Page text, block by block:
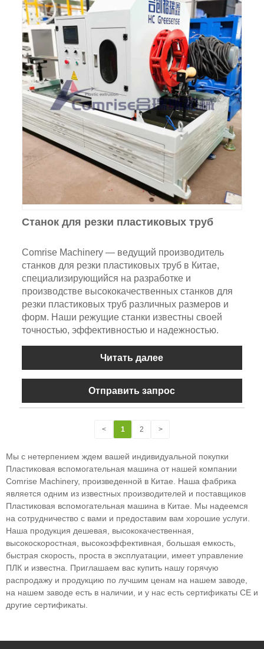
Станок для резки пластиковых труб
Comrise Machinery — ведущий производитель
станков для резки пластиковых труб в Китае,
специализирующийся на разработке и
производстве высококачественных станков для
резки пластиковых труб различных размеров и
форм. Наши режущие станки известны своей
точностью, эффективностью и надежностью.
Читать далее
Отправить запрос
< 1 2 >
Мы с нетерпением ждем вашей индивидуальной покупки
Пластиковая вспомогательная машина от нашей компании
Comrise Machinery, произведенной в Китае. Наша фабрика
является одним из известных производителей и поставщиков
Пластиковая вспомогательная машина в Китае. Мы надеемся
на сотрудничество с вами и предоставим вам хорошие услуги.
Наша продукция дешевая, высококачественная,
высокоскоростная, высокоэффективная, большая емкость,
быстрая скорость, проста в эксплуатации, имеет управление
ПЛК и известна. Приглашаем вас купить нашу горячую
распродажу и продукцию по лучшим ценам на нашем заводе,
на нашем заводе есть в наличии, и у нас есть сертификаты CE и
другие сертификаты.